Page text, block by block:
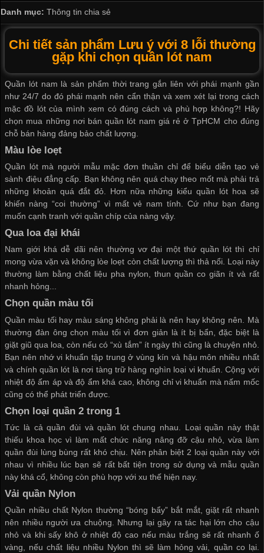
Danh mục: Thông tin chia sẻ
Chi tiết sản phẩm Lưu ý với 8 lỗi thường
gặp khi chọn quần lót nam
Quần lót nam là sản phẩm thời trang gắn liên với phái mạnh gần
như 24/7 do đó phái mạnh nên cẩn thận và xem xét lại trong cách
mặc đồ lót của mình xem có đúng cách và phù hợp không?! Hãy
chọn mua những nơi bánquần lót nam giá rẻ ở TpHCM cho đúng
chỗ bán hàng đảng bảo chất lượng.
Màu lòe loẹt
Quần lót mà người mẫu mặc đơn thuần chỉ để biểu diễn tạo vẻ
sành điệu đẳng cấp. Bạn không nên quá chạy theo mốt mà phải trả
những khoản quá đắt đỏ. Hơn nữa những kiểu quần lót hoa sẽ
khiến nàng “coi thường” vì mất vẻ nam tính. Cứ như bạn đang
muốn cạnh tranh với quần chíp của nàng vậy.
Qua loa đại khái
Nam giới khá dễ dãi nên thường vơ đại một thứ quần lót thì chỉ
mong vừa vặn và không lòe loẹt còn chất lượng thì thả nổi. Loại này
thường làm bằng chất liệu pha nylon, thun quần co giãn ít và rất
nhanh hỏng...
Chọn quần màu tối
Quần màu tối hay màu sáng không phải là nên hay không nên. Mà
thường đàn ông chọn màu tối vì đơn giản là ít bị bẩn, đặc biệt là
giặt giũ qua loa, còn nếu có “xù tắm” ít ngày thì cũng là chuyện nhỏ.
Bạn nên nhớ vi khuẩn tập trung ở vùng kín và hậu môn nhiều nhất
và chính quần lót là nơi tàng trữ hàng nghìn loại vi khuẩn. Cộng với
nhiệt độ ấm áp và độ ẩm khá cao, không chỉ vi khuẩn mà nấm mốc
cũng có thể phát triển được.
Chọn loại quần 2 trong 1
Tức là cả quần đùi và quần lót chung nhau. Loại quần này thật
thiếu khoa học vì làm mất chức năng nâng đỡ cậu nhỏ, vừa làm
quần đùi lùng bùng rất khó chịu. Nên phân biệt 2 loại quần này với
nhau vì nhiều lúc bạn sẽ rất bất tiện trong sử dụng và mẫu quần
này khá cổ, không còn phù hợp với xu thế hiện nay.
Vải quần Nylon
Quần nhiều chất Nylon thường “bóng bẩy” bắt mắt, giặt rất nhanh
nên nhiều người ưa chuộng. Nhưng lại gây ra tác hại lớn cho cậu
nhỏ và khi sấy khô ở nhiệt độ cao nếu màu trắng sẽ rất nhanh ố
vàng, nếu chất liệu nhiều Nylon thì sẽ làm hỏng vải, quần co lại.